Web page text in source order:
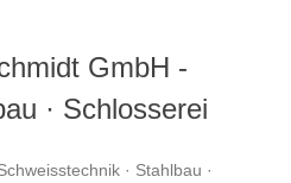
GmbH -
· Schlosserei
· Stahlbau ·